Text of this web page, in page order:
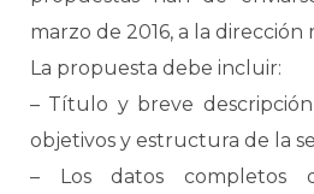
marzo de 2016, a la dirección
La propuesta debe incluir:
– Título y breve
objetivos y estructura de la
– Los datos completos